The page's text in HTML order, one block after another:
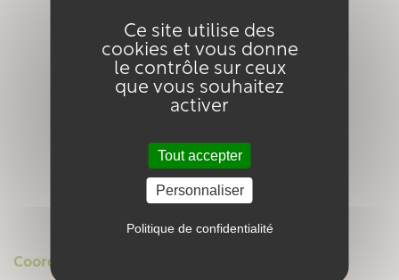
Ce site utilise des
cookies et vous donne
le contrôle sur ceux
que vous souhaitez
activer
Tout accepter
Personnaliser
Politique de confidentialité
Coordonnées et horaires